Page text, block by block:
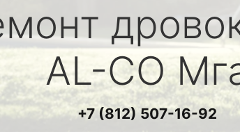
AL-CO
+7 (812) 507-16-92